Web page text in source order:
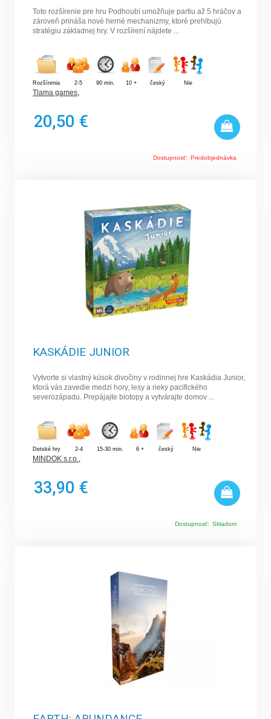
Toto rozšírenie pre hru Podhoubí umožňuje partiu až 5 hráčov a
zároveň prináša nové herné mechanizmy, ktoré prehlbujú
stratégiu základnej hry. V rozšírení nájdete ...
Rozšírenia 2-5 90 min. 10 + český Nie
Tlama games,
20,50 €
Dostupnosť: Predobjednávka
KASKÁDIE JUNIOR
Vytvorte si vlastný kúsok divočiny v rodinnej hre Kaskádia Junior,
ktorá vás zavedie medzi hory, lesy a rieky pacifického
severozápadu. Prepájajte biotopy a vytvárajte domov ...
Detské hry 2-4 15-30 min. 6 + český Nie
MINDOK s.r.o.,
33,90 €
Dostupnosť: Skladom